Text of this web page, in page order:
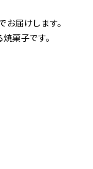
届けします。
菓子です。